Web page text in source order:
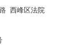
西峰区法院